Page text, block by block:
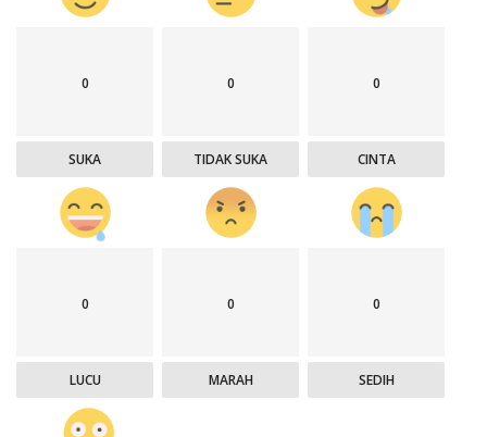
0
SUKA
0
TIDAK SUKA
0
CINTA
0
LUCU
0
MARAH
0
SEDIH